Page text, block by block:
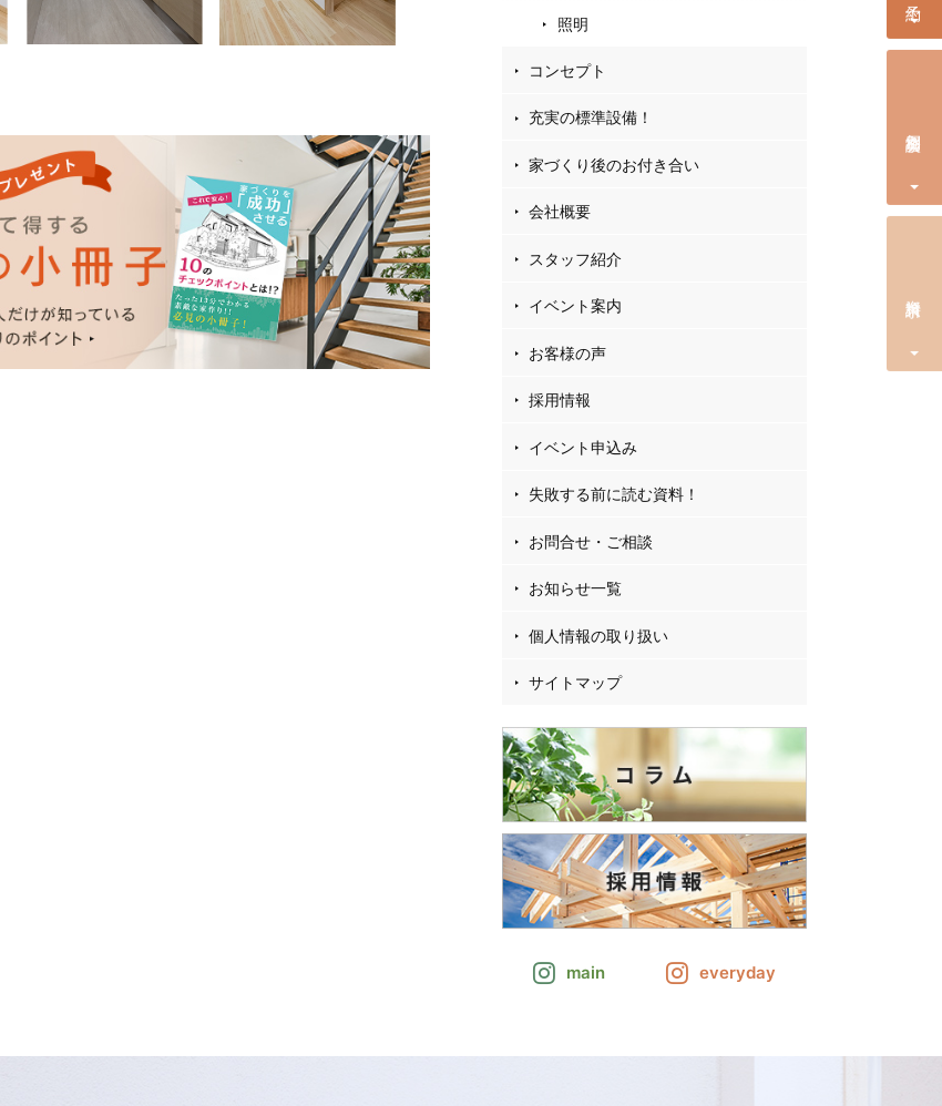
照明
コンセプト
充実の標準設備！
家づくり後のお付き合い
会社概要
スタッフ紹介
イベント案内
お客様の声
採用情報
イベント申込み
失敗する前に読む資料！
お問合せ・ご相談
お知らせ一覧
個人情報の取り扱い
サイトマップ
main everyday